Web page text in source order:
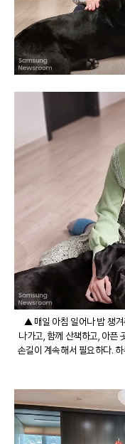
▲ 매일 아침 일어나 밥 챙겨
나가고, 함께 산책하고, 아픈
손길이 계속해서 필요하다.